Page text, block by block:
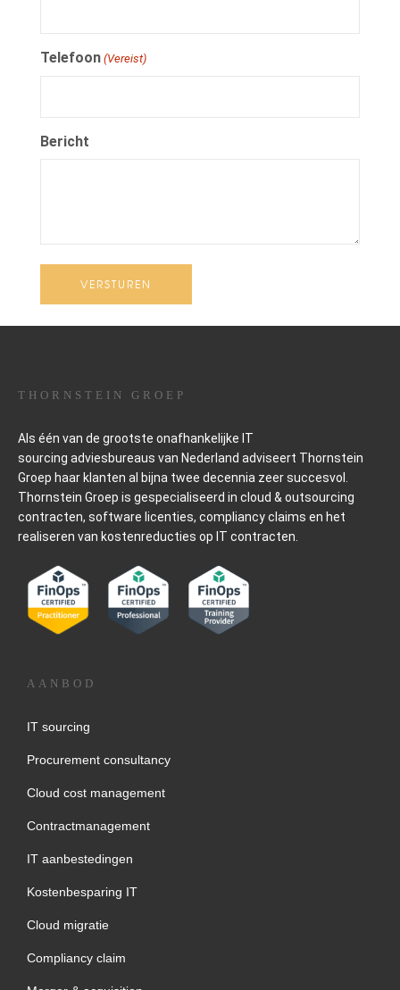
Telefoon (Vereist)
Bericht
THORNSTEIN GROEP
Als één van de grootste onafhankelijke IT
sourcing adviesbureaus van Nederland adviseert Thornstein
Groep haar klanten al bijna twee decennia zeer succesvol.
Thornstein Groep is gespecialiseerd in cloud & outsourcing
contracten, software licenties, compliancy claims en het
realiseren van kostenreducties op IT contracten.
AANBOD
IT sourcing
Procurement consultancy
Cloud cost management
Contractmanagement
IT aanbestedingen
Kostenbesparing IT
Cloud migratie
Compliancy claim